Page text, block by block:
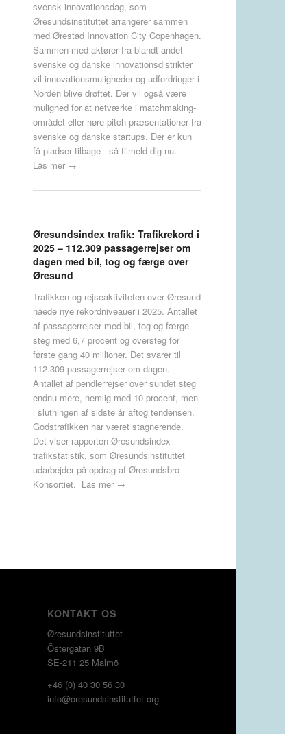
svensk innovationsdag, som
Øresundsinstituttet arrangerer sammen
med Ørestad Innovation City Copenhagen.
Sammen med aktører fra blandt andet
svenske og danske innovationsdistrikter
vil innovationsmuligheder og udfordringer i
Norden blive drøftet. Der vil også være
mulighed for at netværke i matchmaking-
området eller høre pitch-præsentationer fra
svenske og danske startups. Der er kun
få pladser tilbage - så tilmeld dig nu.
Läs mer →
Øresundsindex trafik: Trafikrekord i
2025 – 112.309 passagerrejser om
dagen med bil, tog og færge over
Øresund
Trafikken og rejseaktiviteten over Øresund
nåede nye rekordniveauer i 2025. Antallet
af passagerrejser med bil, tog og færge
steg med 6,7 procent og oversteg for
første gang 40 millioner. Det svarer til
112.309 passagerrejser om dagen.
Antallet af pendlerrejser over sundet steg
endnu mere, nemlig med 10 procent, men
i slutningen af sidste år aftog tendensen.
Godstrafikken har været stagnerende.
Det viser rapporten Øresundsindex
trafikstatistik, som Øresundsinstituttet
udarbejder på opdrag af Øresundsbro
Konsortiet. Läs mer →
KONTAKT OS
Øresundsinstituttet
Östergatan 9B
SE-211 25 Malmö
+46 (0) 40 30 56 30
info@oresundsinstituttet.org